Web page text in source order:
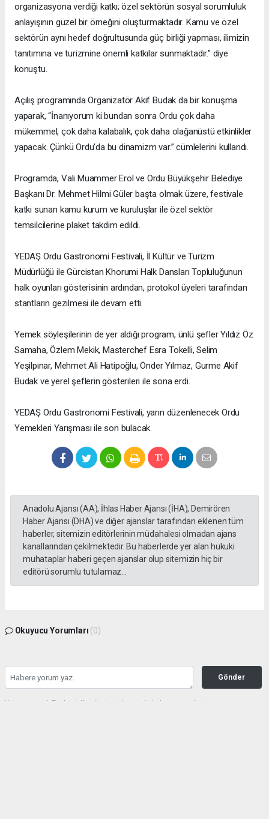
organizasyona verdiği katkı; özel sektörün sosyal sorumluluk
anlayışının güzel bir örneğini oluşturmaktadır. Kamu ve özel
sektörün aynı hedef doğrultusunda güç birliği yapması, ilimizin
tanıtımına ve turizmine önemli katkılar sunmaktadır.” diye
konuştu.
Açılış programında Organizatör Akif Budak da bir konuşma
yaparak, “İnanıyorum ki bundan sonra Ordu çok daha
mükemmel, çok daha kalabalık, çok daha olağanüstü etkinlikler
yapacak. Çünkü Ordu'da bu dinamizm var.” cümlelerini kullandı.
Programda, Vali Muammer Erol ve Ordu Büyükşehir Belediye
Başkanı Dr. Mehmet Hilmi Güler başta olmak üzere, festivale
katkı sunan kamu kurum ve kuruluşlar ile özel sektör
temsilcilerine plaket takdim edildi.
YEDAŞ Ordu Gastronomi Festivali, İl Kültür ve Turizm
Müdürlüğü ile Gürcistan Khorumi Halk Dansları Topluluğunun
halk oyunları gösterisinin ardından, protokol üyeleri tarafından
stantların gezilmesi ile devam etti.
Yemek söyleşilerinin de yer aldığı program, ünlü şefler Yıldız Öz
Samaha, Özlem Mekik, Masterchef Esra Tokelli, Selim
Yeşilpınar, Mehmet Ali Hatipoğlu, Önder Yılmaz, Gurme Akif
Budak ve yerel şeflerin gösterileri ile sona erdi.
YEDAŞ Ordu Gastronomi Festivali, yarın düzenlenecek Ordu
Yemekleri Yarışması ile son bulacak.
Anadolu Ajansı (AA), İhlas Haber Ajansı (İHA), Demirören
Haber Ajansı (DHA) ve diğer ajanslar tarafından eklenen tüm
haberler, sitemizin editörlerinin müdahalesi olmadan ajans
kanallarından çekilmektedir. Bu haberlerde yer alan hukuki
muhataplar haberi geçen ajanslar olup sitemizin hiç bir
editörü sorumlu tutulamaz...
Okuyucu Yorumları (0)
Gönder
Yorum yazarak Topluluk Kuralları’nı kabul etmiş bulunuyor ve haberunye.com